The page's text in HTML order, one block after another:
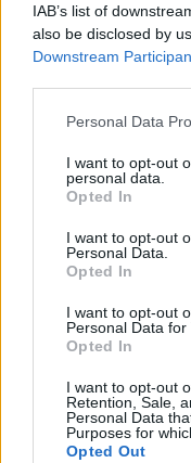
IAB’s list of
also be disclosed by
Downstream
Personal Data
I want to opt-out
personal data.
Opted In
I want to opt-out
Personal Data.
Opted In
I want to opt-out
Personal Data for
Opted In
I want to opt-out
Retention, Sale,
Personal Data
Purposes for
Opted Out
ΣΥΜΒΟΥΛΈΣ
ΜΕΝΟΎ ΓΆΜΟΥ
Τελευταία άρθρα